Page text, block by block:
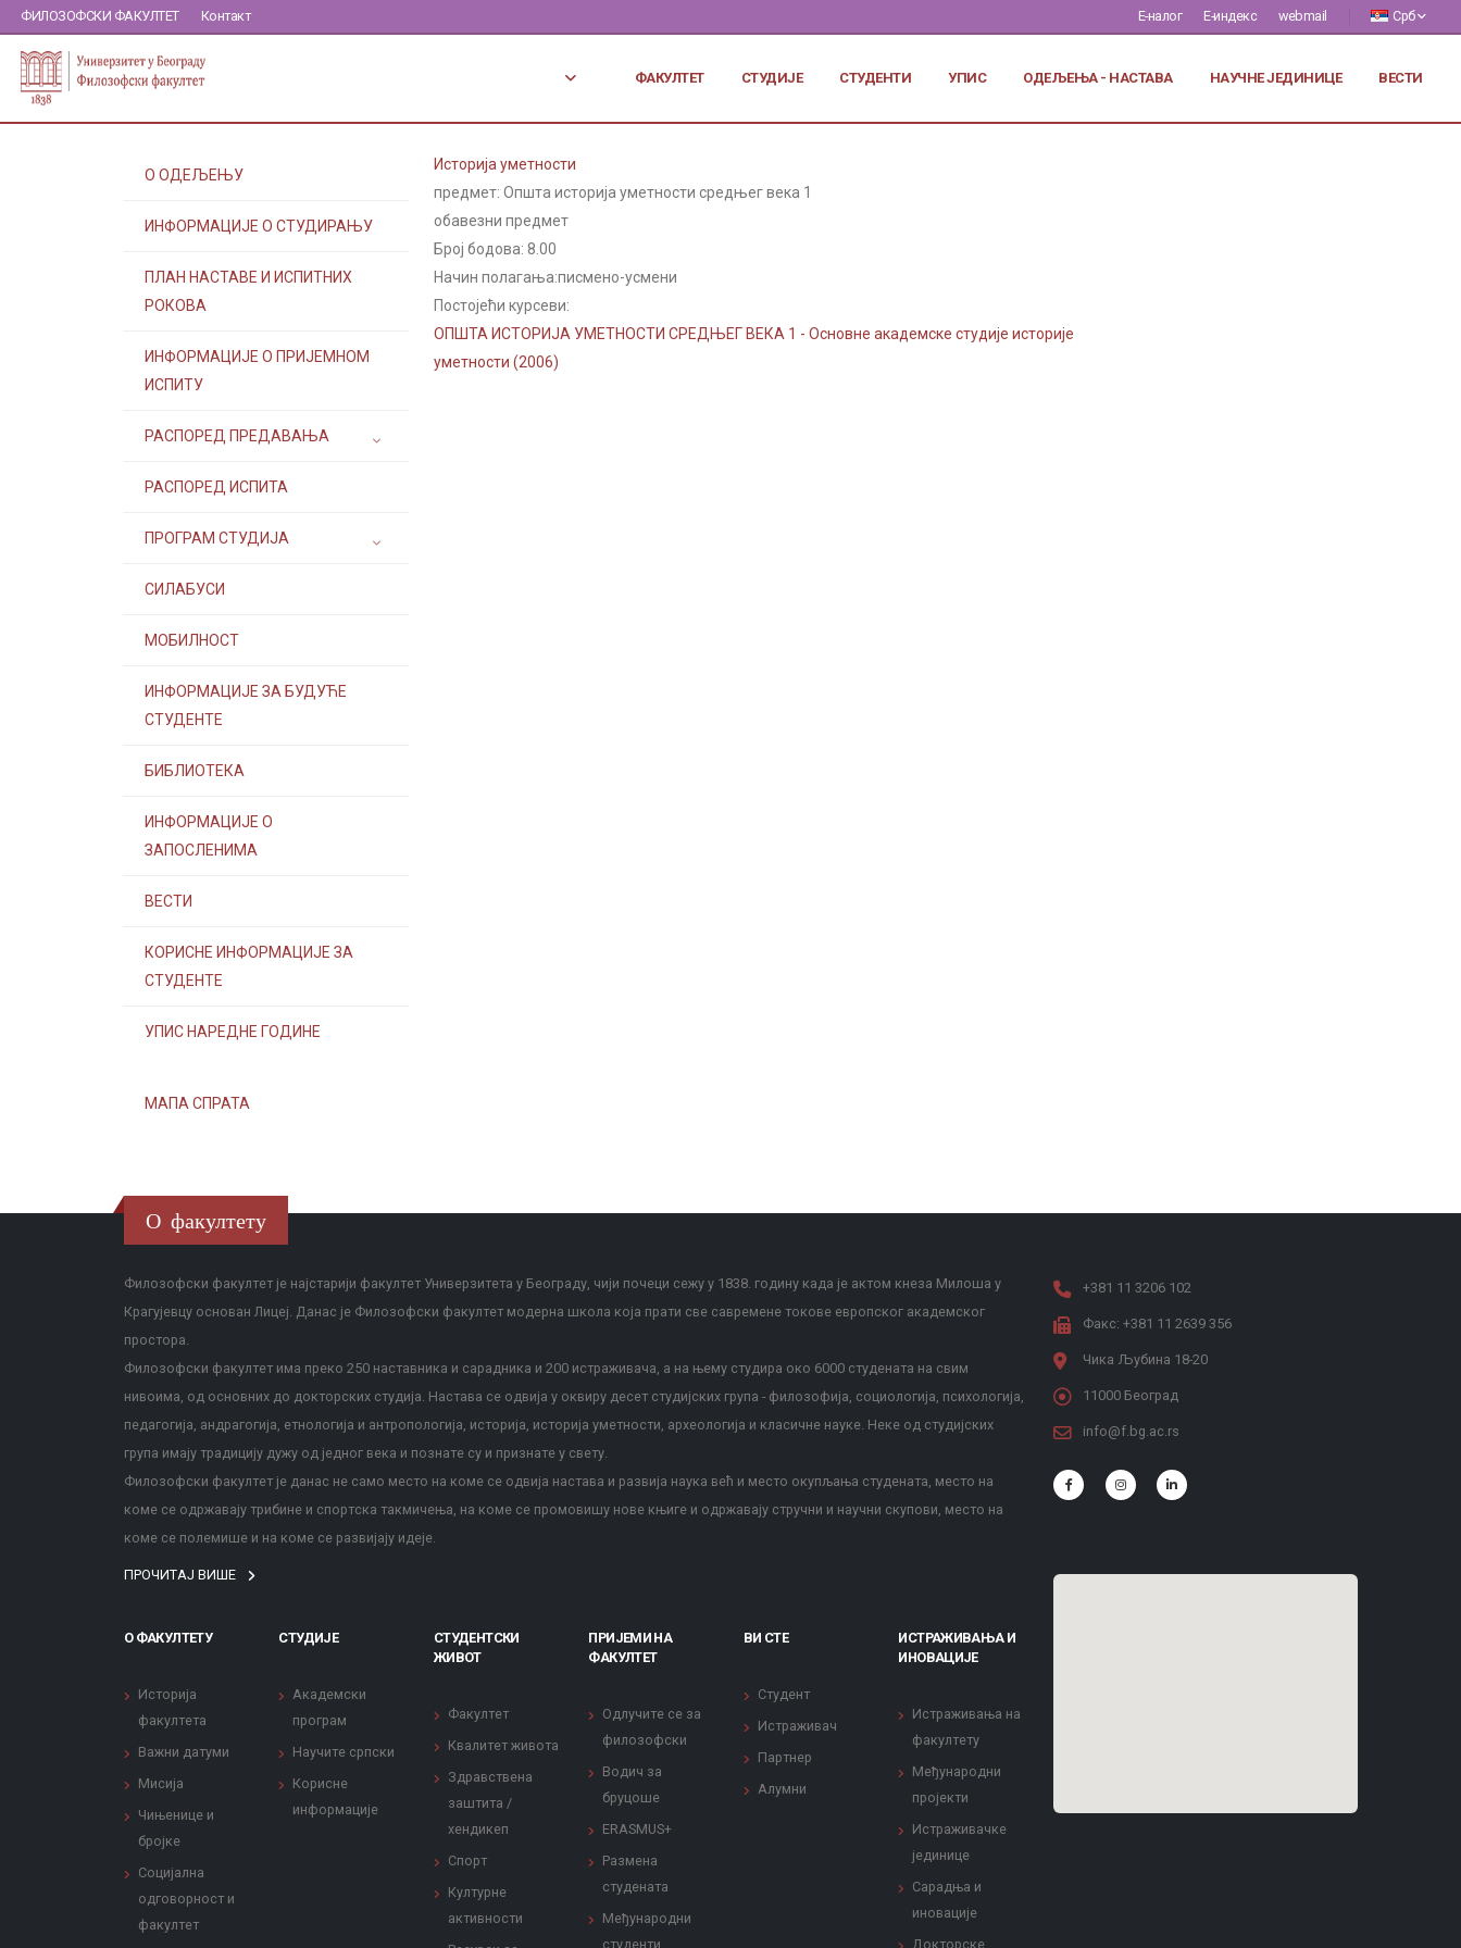
ФИЛОЗОФСКИ ФАКУЛТЕТ Контакт Е-налог Е-индекс webmail Срб
ФАКУЛТЕТ СТУДИЈЕ СТУДЕНТИ УПИС ОДЕЉЕЊА - НАСТАВА НАУЧНЕ ЈЕДИНИЦЕ ВЕСТИ
О ОДЕЉЕЊУ
ИНФОРМАЦИЈЕ О СТУДИРАЊУ
ПЛАН НАСТАВЕ И ИСПИТНИХ
РОКОВА
ИНФОРМАЦИЈЕ О ПРИЈЕМНОМ
ИСПИТУ
РАСПОРЕД ПРЕДАВАЊА
РАСПОРЕД ИСПИТА
ПРОГРАМ СТУДИЈА
СИЛАБУСИ
МОБИЛНОСТ
ИНФОРМАЦИЈЕ ЗА БУДУЋЕ
СТУДЕНТЕ
БИБЛИОТЕКА
ИНФОРМАЦИЈЕ О
ЗАПОСЛЕНИМА
ВЕСТИ
КОРИСНЕ ИНФОРМАЦИЈЕ ЗА
СТУДЕНТЕ
УПИС НАРЕДНЕ ГОДИНЕ
МАПА СПРАТА
Историја уметности
предмет: Општа историја уметности средњег века 1
обавезни предмет
Број бодова: 8.00
Начин полагања:писмено-усмени
Постојећи курсеви:
ОПШТА ИСТОРИЈА УМЕТНОСТИ СРЕДЊЕГ ВЕКА 1 - Основне академске студије историје
уметности (2006)
О факултету
Филозофски факултет је најстарији факултет Универзитета у Београду, чији почеци сежу у 1838. годину када је актом кнеза Милоша у
Крагујевцу основан Лицеј. Данас је Филозофски факултет модерна школа која прати све савремене токове европског академског
простора.
Филозофски факултет има преко 250 наставника и сарадника и 200 истраживача, а на њему студира око 6000 студената на свим
нивоима, од основних до докторских студија. Настава се одвија у оквиру десет студијских група - филозофија, социологија, психологија,
педагогија, андрагогија, етнологија и антропологија, историја, историја уметности, археологија и класичне науке. Неке од студијских
група имају традицију дужу од једног века и познате су и признате у свету.
Филозофски факултет је данас не само место на коме се одвија настава и развија наука већ и место окупљања студената, место на
коме се одржавају трибине и спортска такмичења, на коме се промовишу нове књиге и одржавају стручни и научни скупови, место на
коме се полемише и на коме се развијају идеје.
ПРОЧИТАЈ ВИШЕ
О ФАКУЛТЕТУ
Историја
факултета
Важни датуми
Мисија
Чињенице и
бројке
Социјална
одговорност и
факултет
СТУДИЈЕ
Академски
програм
Научите српски
Корисне
информације
СТУДЕНТСКИ
ЖИВОТ
Факултет
Квалитет живота
Здравствена
заштита /
хендикеп
Спорт
Културне
активности
ПРИЈЕМИ НА
ФАКУЛТЕТ
Одлучите се за
филозофски
Водич за
бруцоше
ERASMUS+
Размена
студената
Међународни
студенти
ВИ СТЕ
Студент
Истраживач
Партнер
Алумни
ИСТРАЖИВАЊА И
ИНОВАЦИЈЕ
Истраживања на
факултету
Међународни
пројекти
Истраживачке
јединице
Сарадња и
иновације
Докторске
+381 11 3206 102
Факс: +381 11 2639 356
Чика Љубина 18-20
11000 Београд
info@f.bg.ac.rs